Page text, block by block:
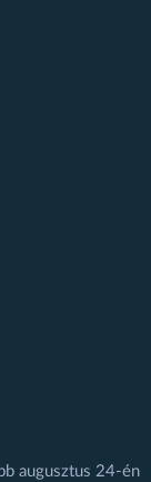
augusztus 24-én